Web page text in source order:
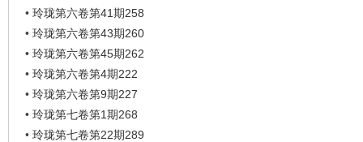
• 玲珑第六卷第41期258
• 玲珑第六卷第43期260
• 玲珑第六卷第45期262
• 玲珑第六卷第4期222
• 玲珑第六卷第9期227
• 玲珑第七卷第1期268
• 玲珑第七卷第22期289